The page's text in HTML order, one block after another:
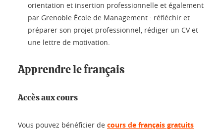
orientation et insertion professionnelle et également
par Grenoble École de Management : réfléchir et
préparer son projet professionnel, rédiger un CV et
une lettre de motivation.
Apprendre le français
Accès aux cours
Vous pouvez bénéficier de cours de français gratuits